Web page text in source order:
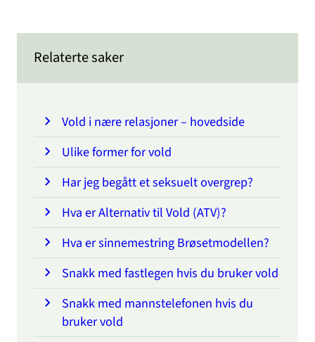
Relaterte saker
Vold i nære relasjoner – hovedside
Ulike former for vold
Har jeg begått et seksuelt overgrep?
Hva er Alternativ til Vold (ATV)?
Hva er sinnemestring Brøsetmodellen?
Snakk med fastlegen hvis du bruker vold
Snakk med mannstelefonen hvis du
bruker vold